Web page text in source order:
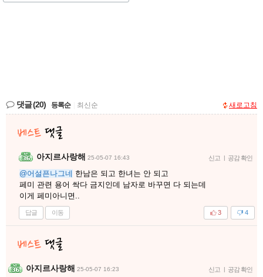
댓글(20) 등록순 최신순 새로고침
아지르사랑해 25-05-07 16:43 신고 | 공감 확인
@어설픈나그네 한남은 되고 한녀는 안 되고
페미 관련 용어 싹다 금지인데 남자로 바꾸면 다 되는데
이게 페미아니면..
답글 이동 4
3
아지르사랑해 25-05-07 16:23 신고 | 공감 확인